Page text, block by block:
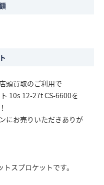
頭買取のご利用で
10s 12-27t CS-6600を
にお売りいただきありが
スプロケットです。